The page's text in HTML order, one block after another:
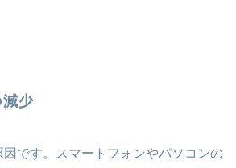
少
因です。スマートフォンやパソコンの